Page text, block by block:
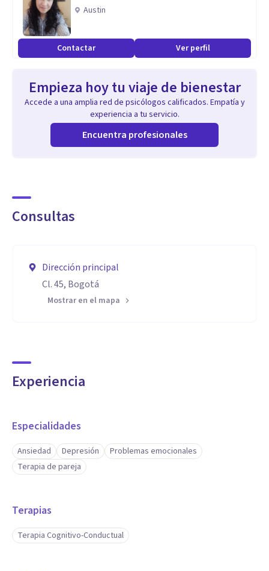
Austin
Contactar Ver perfil
Empieza hoy tu viaje de bienestar
Accede a una amplia red de psicólogos calificados. Empatía y
experiencia a tu servicio.
Encuentra profesionales
Consultas
Dirección principal
Cl. 45, Bogotá
Mostrar en el mapa
Experiencia
Especialidades
Ansiedad Depresión
Problemas emocionales
Terapia de pareja
Terapias
Terapia Cognitivo-Conductual